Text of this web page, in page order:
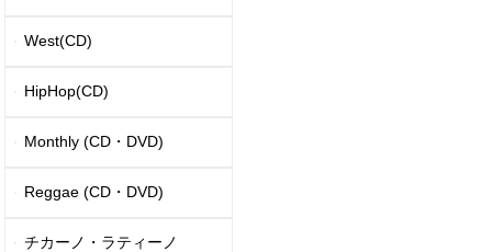
West(CD)
HipHop(CD)
Monthly (CD・DVD)
Reggae (CD・DVD)
チカーノ・ラティーノ